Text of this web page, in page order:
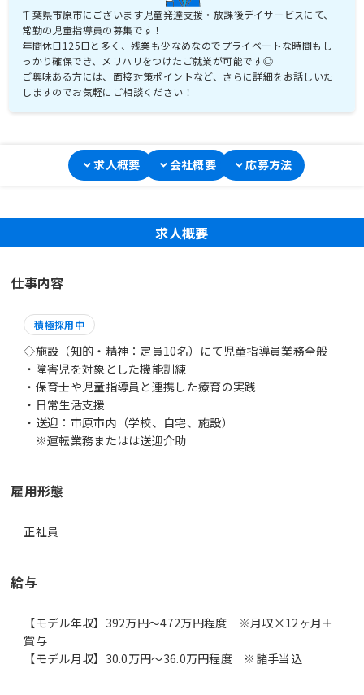
千葉県市原市にございます児童発達支援・放課後デイサービスにて、
常勤の児童指導員の募集です！
年間休日125日と多く、残業も少なめなのでプライベートな時間もし
っかり確保でき、メリハリをつけたご就業が可能です◎
ご興味ある方には、面接対策ポイントなど、さらに詳細をお話しいた
しますのでお気軽にご相談ください！
求人概要 会社概要 応募方法
求人概要
仕事内容
積極採用中
◇施設（知的・精神：定員10名）にて児童指導員業務全般
・障害児を対象とした機能訓練
・保育士や児童指導員と連携した療育の実践
・日常生活支援
・送迎：市原市内（学校、自宅、施設）
※運転業務またはは送迎介助
雇用形態
正社員
給与
【モデル年収】392万円〜472万円程度 ※月収×12ヶ月＋
賞与
【モデル月収】30.0万円〜36.0万円程度 ※諸手当込